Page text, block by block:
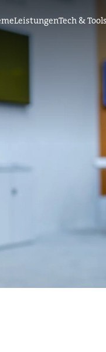
LeistungenTech & Tools